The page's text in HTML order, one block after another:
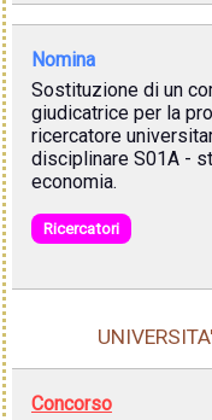
Nomina
Sostituzione di un
giudicatrice per la
ricercatore
disciplinare S01A -
economia.
Ricercatori
Concorso